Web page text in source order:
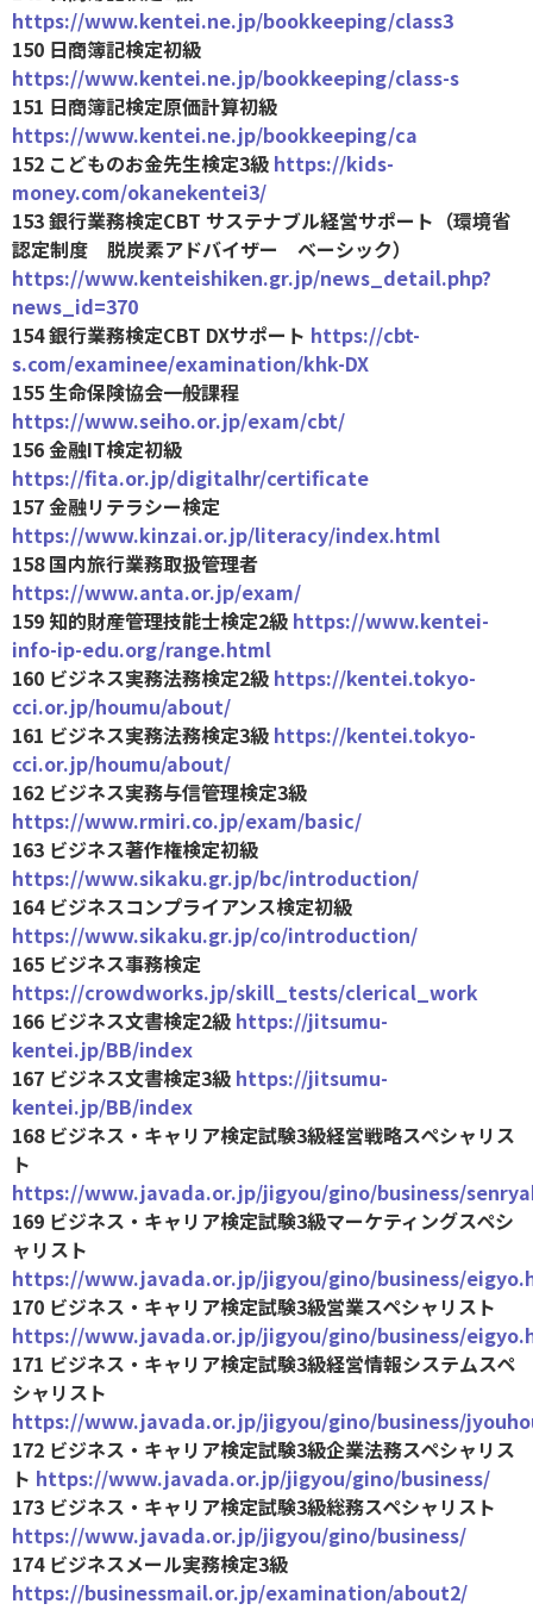
https://www.kentei.ne.jp/bookkeeping/class3
150 日商簿記検定初級
https://www.kentei.ne.jp/bookkeeping/class-s
151 日商簿記検定原価計算初級
https://www.kentei.ne.jp/bookkeeping/ca
152 こどものお金先生検定3級 https://kids-
money.com/okanekentei3/
153 銀行業務検定CBT サステナブル経営サポート（環境省
認定制度 脱炭素アドバイザー ベーシック）
https://www.kenteishiken.gr.jp/news_detail.php?
news_id=370
154 銀行業務検定CBT DXサポート https://cbt-
s.com/examinee/examination/khk-DX
155 生命保険協会一般課程
https://www.seiho.or.jp/exam/cbt/
156 金融IT検定初級
https://fita.or.jp/digitalhr/certificate
157 金融リテラシー検定
https://www.kinzai.or.jp/literacy/index.html
158 国内旅行業務取扱管理者
https://www.anta.or.jp/exam/
159 知的財産管理技能士検定2級 https://www.kentei-
info-ip-edu.org/range.html
160 ビジネス実務法務検定2級 https://kentei.tokyo-
cci.or.jp/houmu/about/
161 ビジネス実務法務検定3級 https://kentei.tokyo-
cci.or.jp/houmu/about/
162 ビジネス実務与信管理検定3級
https://www.rmiri.co.jp/exam/basic/
163 ビジネス著作権検定初級
https://www.sikaku.gr.jp/bc/introduction/
164 ビジネスコンプライアンス検定初級
https://www.sikaku.gr.jp/co/introduction/
165 ビジネス事務検定
https://crowdworks.jp/skill_tests/clerical_work
166 ビジネス文書検定2級 https://jitsumu-
kentei.jp/BB/index
167 ビジネス文書検定3級 https://jitsumu-
kentei.jp/BB/index
168 ビジネス・キャリア検定試験3級経営戦略スペシャリス
ト
https://www.javada.or.jp/jigyou/gino/business/
169 ビジネス・キャリア検定試験3級マーケティングスペシ
ャリスト
https://www.javada.or.jp/jigyou/gino/business/
170 ビジネス・キャリア検定試験3級営業スペシャリスト
https://www.javada.or.jp/jigyou/gino/business/
171 ビジネス・キャリア検定試験3級経営情報システムスペ
シャリスト
https://www.javada.or.jp/jigyou/gino/business/
172 ビジネス・キャリア検定試験3級企業法務スペシャリス
ト https://www.javada.or.jp/jigyou/gino/business/
173 ビジネス・キャリア検定試験3級総務スペシャリスト
https://www.javada.or.jp/jigyou/gino/business/
174 ビジネスメール実務検定3級
https://businessmail.or.jp/examination/about2/